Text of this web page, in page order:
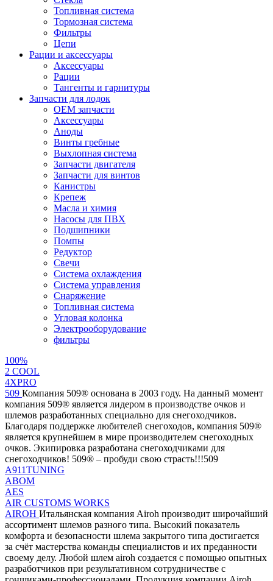
Топливная система
Тормозная система
Фильтры
Цепи
Рации и аксессуары
Аксессуары
Рации
Тангенты и гарнитуры
Запчасти для лодок
OEM запчасти
Аксессуары
Аноды
Винты гребные
Выхлопная система
Запчасти двигателя
Запчасти для винтов
Канистры
Крепеж
Масла и химия
Насосы для ПВХ
Подшипники
Помпы
Редуктор
Свечи
Система охлаждения
Система управления
Снаряжение
Топливная система
Угловая колонка
Электрооборудование
фильтры
100%
2 СOOL
4XPRO
509 Компания 509® основана в 2003 году. На данный момент
компания 509® является лидером в производстве очков и
шлемов разработанных специально для снегоходчиков.
Благодаря поддержке любителей снегоходов, компания 509®
является крупнейшем в мире производителем снегоходных
очков. Экипировка разработана снегоходчиками для
снегоходчиков! 509® – пробуди свою страсть!!!509
A911TUNING
ABOM
AES
AIR CUSTOMS WORKS
AIROH Итальянская компания Airoh производит широчайший
ассортимент шлемов разного типа. Высокий показатель
комфорта и безопасности шлема закрытого типа достигается
за счёт мастерства команды специалистов и их преданности
своему делу. Любой шлем airoh создается с помощью опытных
разработчиков при результативном сотрудничестве с